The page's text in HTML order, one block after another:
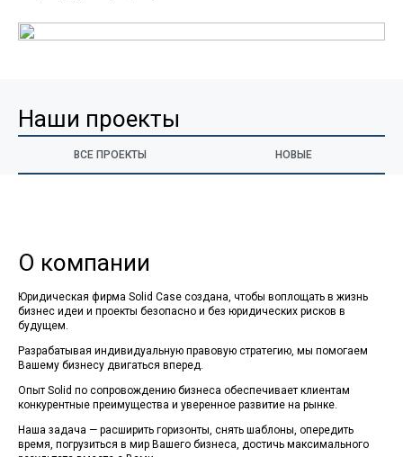
Наши проекты
ВСЕ ПРОЕКТЫ НОВЫЕ
О компании
Юридическая фирма Sol­id Case создана, чтобы воплощать в жизнь
бизнес идеи и проекты безопасно и без юридических рисков в
будущем.
Разрабатывая индивидуальную правовую стратегию, мы помогаем
Вашему бизнесу двигаться вперед.
Опыт Sol­id по сопровождению бизнеса обеспечивает клиентам
конкурентные преимущества и уверенное развитие на рынке.
Наша задача — расширить горизонты, снять шаблоны, опередить
время, погрузиться в мир Вашего бизнеса, достичь максимального